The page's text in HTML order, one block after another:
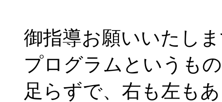
御指導お願いいたし
プログラムというも
足らずで、右も左も